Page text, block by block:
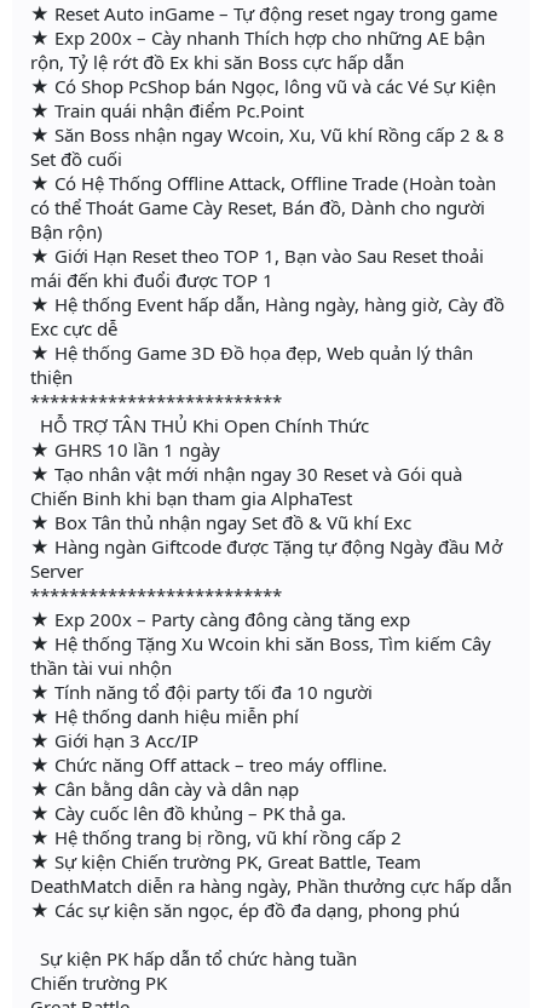
★ Reset Auto inGame – Tự động reset ngay trong game
★ Exp 200x – Cày nhanh Thích hợp cho những AE bận
rộn, Tỷ lệ rớt đồ Ex khi săn Boss cực hấp dẫn
★ Có Shop PcShop bán Ngọc, lông vũ và các Vé Sự Kiện
★ Train quái nhận điểm Pc.Point
★ Săn Boss nhận ngay Wcoin, Xu, Vũ khí Rồng cấp 2 & 8
Set đồ cuối
★ Có Hệ Thống Offline Attack, Offline Trade (Hoàn toàn
có thể Thoát Game Cày Reset, Bán đồ, Dành cho người
Bận rộn)
★ Giới Hạn Reset theo TOP 1, Bạn vào Sau Reset thoải
mái đến khi đuổi được TOP 1
★ Hệ thống Event hấp dẫn, Hàng ngày, hàng giờ, Cày đồ
Exc cực dễ
★ Hệ thống Game 3D Đồ họa đẹp, Web quản lý thân
thiện
**************************
HỖ TRỢ TÂN THỦ Khi Open Chính Thức
★ GHRS 10 lần 1 ngày
★ Tạo nhân vật mới nhận ngay 30 Reset và Gói quà
Chiến Binh khi bạn tham gia AlphaTest
★ Box Tân thủ nhận ngay Set đồ & Vũ khí Exc
★ Hàng ngàn Giftcode được Tặng tự động Ngày đầu Mở
Server
**************************
★ Exp 200x – Party càng đông càng tăng exp
★ Hệ thống Tặng Xu Wcoin khi săn Boss, Tìm kiếm Cây
thần tài vui nhộn
★ Tính năng tổ đội party tối đa 10 người
★ Hệ thống danh hiệu miễn phí
★ Giới hạn 3 Acc/IP
★ Chức năng Off attack – treo máy offline.
★ Cân bằng dân cày và dân nạp
★ Cày cuốc lên đồ khủng – PK thả ga.
★ Hệ thống trang bị rồng, vũ khí rồng cấp 2
★ Sự kiện Chiến trường PK, Great Battle, Team
DeathMatch diễn ra hàng ngày, Phần thưởng cực hấp dẫn
★ Các sự kiện săn ngọc, ép đồ đa dạng, phong phú
Sự kiện PK hấp dẫn tổ chức hàng tuần
Chiến trường PK